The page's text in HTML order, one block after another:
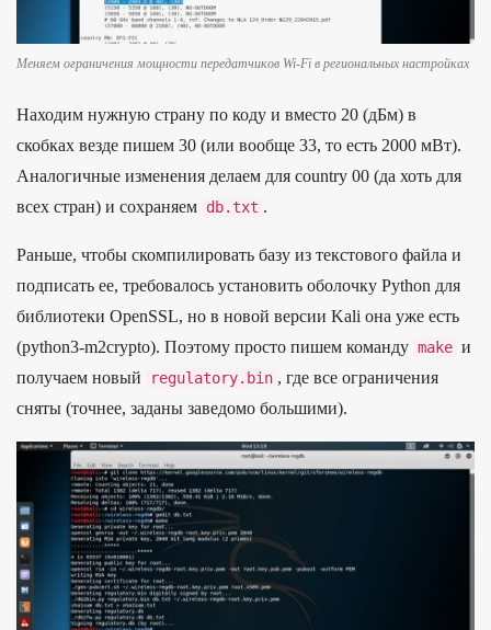
Меняем ограничения мощности передатчиков Wi-Fi в региональных настройках
Находим нужную страну по коду и вместо 20 (дБм) в
скобках везде пишем 30 (или вообще 33, то есть 2000 мВт).
Аналогичные изменения делаем для country 00 (да хоть для
всех стран) и сохраняем db. txt .
Раньше, чтобы скомпилировать базу из текстового файла и
подписать ее, требовалось установить оболочку Python для
библиотеки OpenSSL, но в новой версии Kali она уже есть
(python3-m2crypto). Поэтому просто пишем команду make и
получаем новый
regulatory. bin , где все ограничения
сняты (точнее, заданы заведомо большими).